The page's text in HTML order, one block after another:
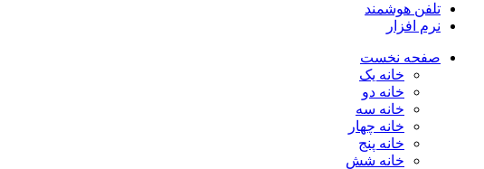
تلفن هوشمند
نرم افزار
صفحه نخست
خانه یک
خانه دو
خانه سه
خانه چهار
خانه پنج
خانه شش